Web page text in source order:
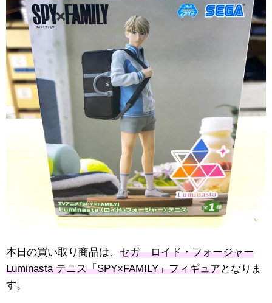
本日の買い取り商品は、 セガ ロイド・フォージャー
Luminasta テニス「SPY×FAMILY」フィギュアとなりま
す。